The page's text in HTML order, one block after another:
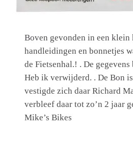
Boven gevonden in een klein
handleidingen en bonnetjes
de Fietsenhal.! . De
Heb ik verwijderd. . De Bon
vestigde zich daar Richard
verbleef daar tot zo’n 2 jaar
Mike’s Bikes